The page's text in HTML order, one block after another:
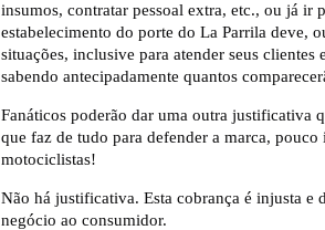
insumos, contratar pessoal extra, etc., ou já ir
estabelecimento do porte do La Parrila deve,
situações, inclusive para atender seus
sabendo antecipadamente quantos
Fanáticos poderão dar uma outra justificativa
que faz de tudo para defender a marca,
motociclistas!
Não há justificativa. Esta cobrança é injusta e
negócio ao consumidor.